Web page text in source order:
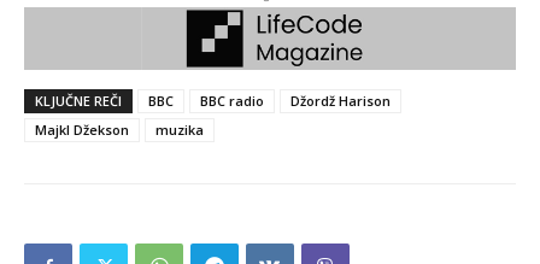
KLJUČNE REČI BBC BBC radio
Džordž Harison
Majkl Džekson
muzika